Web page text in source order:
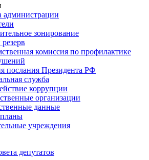
администрации
зонирование
комиссия по профилактике
послания Президента РФ
служба
коррупции
организации
данные
учреждения
депутатов